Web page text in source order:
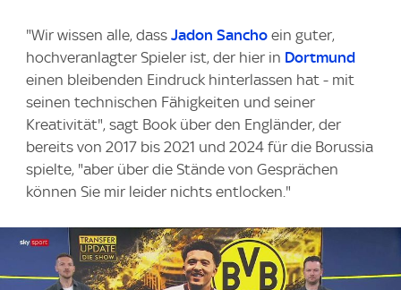
"Wir wissen alle, dass Jadon Sancho ein guter,
hochveranlagter Spieler ist, der hier in Dortmund
einen bleibenden Eindruck hinterlassen hat - mit
seinen technischen Fähigkeiten und seiner
Kreativität", sagt Book über den Engländer, der
bereits von 2017 bis 2021 und 2024 für die Borussia
spielte, "aber über die Stände von Gesprächen
können Sie mir leider nichts entlocken."